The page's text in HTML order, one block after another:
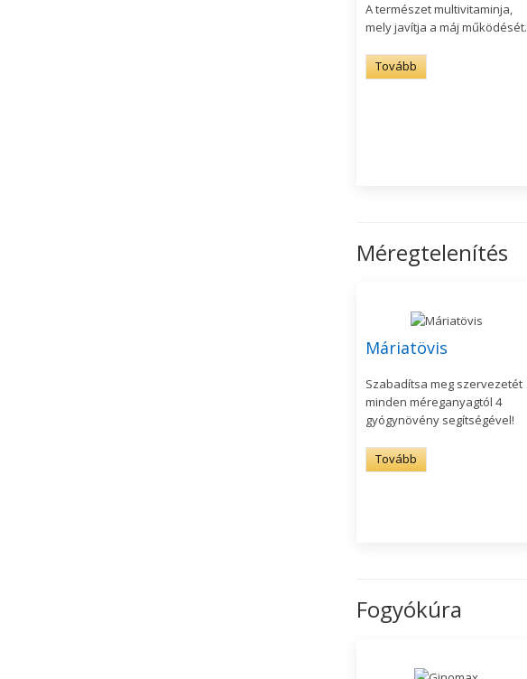
A természet multivitaminja,
mely javítja a máj működését.
Tovább
Méregtelenítés
Máriatövis
Szabadítsa meg szervezetét
minden méreganyagtól 4
gyógynövény segítségével!
Tovább
Fogyókúra